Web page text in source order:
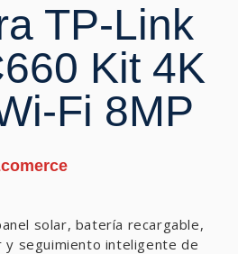
TP-Link
Kit 4K
Fi 8MP
solar, batería recargable,
y seguimiento inteligente de